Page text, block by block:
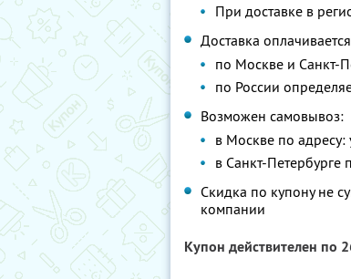
При доставке в
Доставка
по Москве и Санкт-
по России
Возможен самовывоз:
в Москве по адресу:
в Санкт-Петербурге
Скидка по купону не
компании
Купон действителен по